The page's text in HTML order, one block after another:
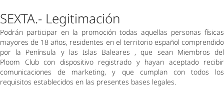
SEXTA.- Legitimación
Podrán participar en la promoción todas aquellas personas físicas
mayores de 18 años, residentes en el territorio español comprendido
por la Península y las Islas Baleares , que sean Miembros del
Ploom Club con dispositivo registrado y hayan aceptado recibir
comunicaciones de marketing, y que cumplan con todos los
requisitos establecidos en las presentes bases legales.